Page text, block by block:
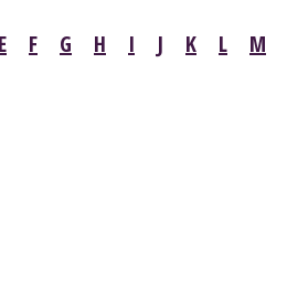
E F G H I J K L M